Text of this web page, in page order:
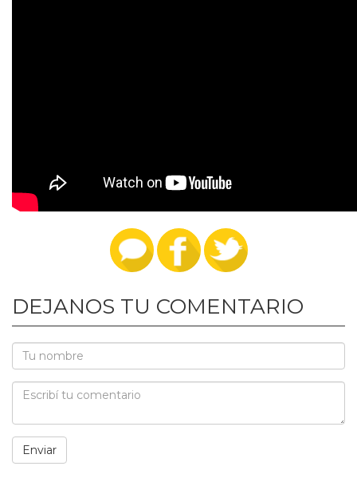
DEJANOS TU COMENTARIO